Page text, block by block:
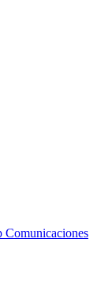
Comunicaciones